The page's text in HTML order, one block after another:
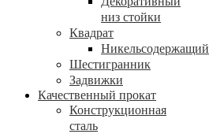
низ стойки
Квадрат
Никельсодержащий
Шестигранник
Задвижки
Качественный прокат
Конструкционная
сталь